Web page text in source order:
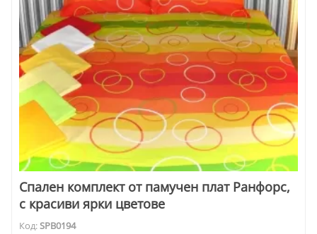
Спален комплект от памучен плат Ранфорс,
с красиви ярки цветове
Код:SPB0194